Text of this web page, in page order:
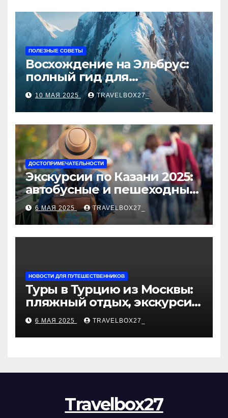
ПОЛЕЗНЫЕ СОВЕТЫ
Восхождение на Эльбрус:
полный гид для
покорителя высочайшей
вершины Европы
10 МАЯ 2025 TRAVELBOX27_
ДОСТОПРИМЕЧАТЕЛЬНОСТИ
Экскурсии по Казани 2025:
автобусные и пешеходные
туры от туроператора
«Казан360»
6 МАЯ 2025 TRAVELBOX27_
НОВОСТИ ДЛЯ ПУТЕШЕСТВЕННИКОВ
Туры в Турцию из Москвы:
пляжный отдых, экскурсии
и лучшие курорты
6 МАЯ 2025 TRAVELBOX27_
Travelbox27